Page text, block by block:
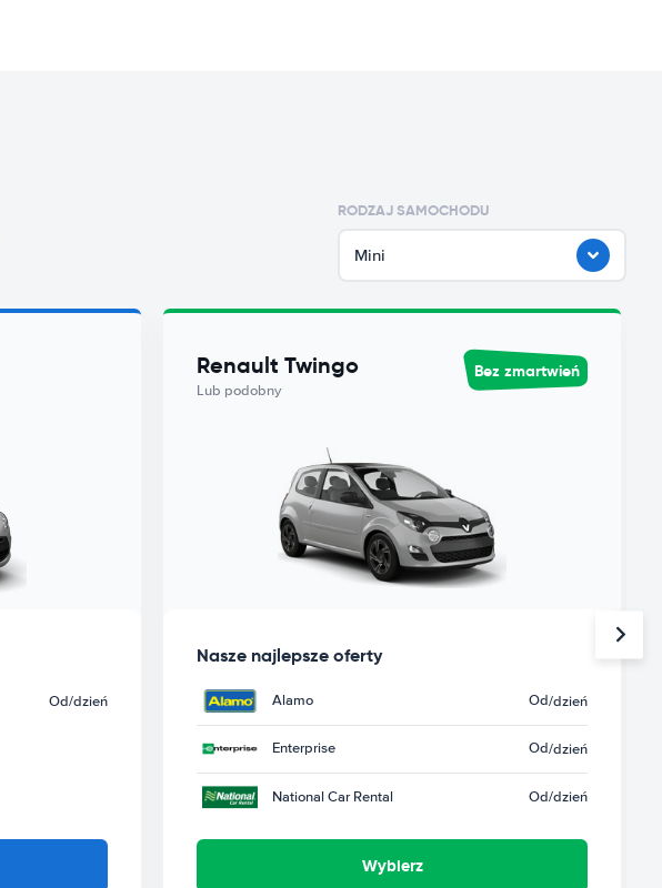
RODZAJ SAMOCHODU
Mini
Od/dzień
Renault Twingo
Lub podobny
Bez zmartwień
Nasze najlepsze oferty
Alamo Od/dzień
Enterprise Od/dzień
National Car Rental Od/dzień
Wybierz